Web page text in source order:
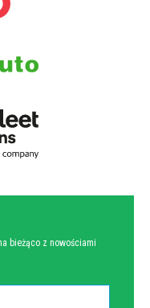
bieżąco z nowościami